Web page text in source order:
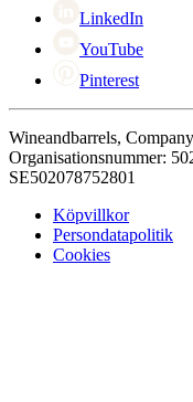
LinkedIn
YouTube
Pinterest
Wineandbarrels,
Organisationsnummer:
SE502078752801
Köpvillkor
Persondatapolitik
Cookies